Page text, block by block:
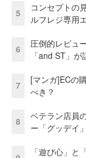
5
コンセプトの
ルフレジ専用
6
圧倒的レビュ
「and ST」が
7
[マンガ]ECの
べき？
8
ベテラン店員
ー「グッデイ
「遊び心」